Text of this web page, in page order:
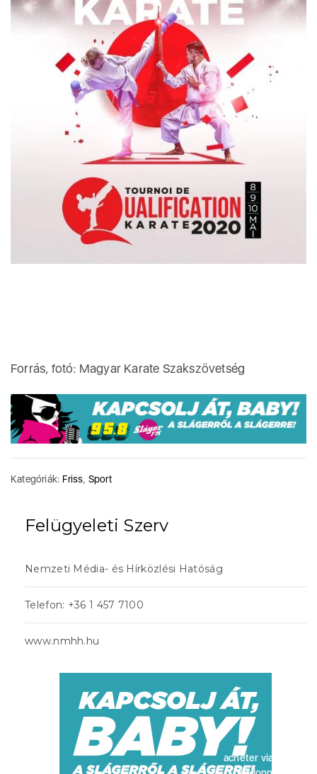
Forrás, fotó: Magyar Karate Szakszövetség
Kategóriák: Friss Sport
Felügyeleti Szerv
Nemzeti Média- és Hírközlési Hatóság
Telefon: +36 1 457 7100
www.nmhh.hu
acheter viagra sans